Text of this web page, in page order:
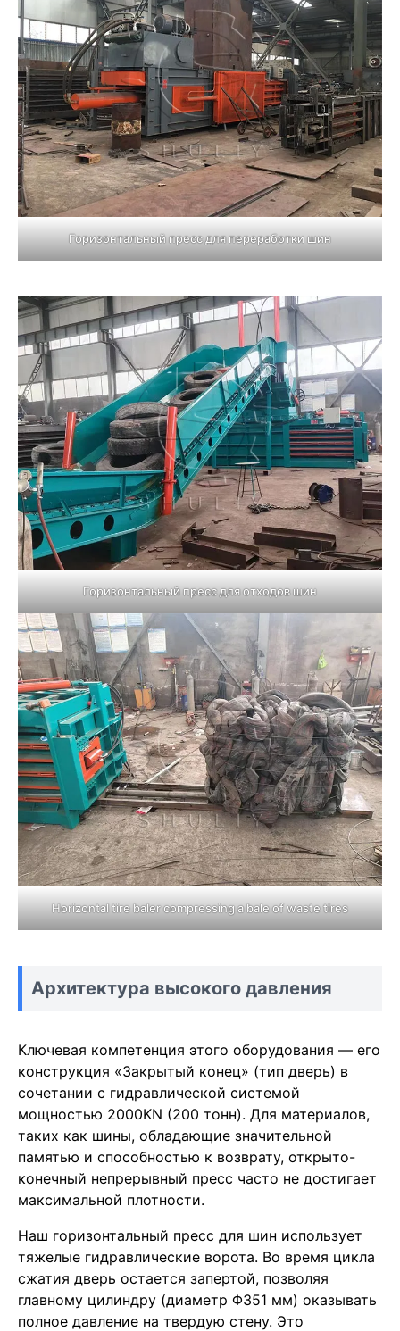
Горизонтальный пресс для переработки шин
Горизонтальный пресс для отходов шин
Horizontal tire baler compressing a bale of waste tires
Архитектура высокого давления
Ключевая компетенция этого оборудования — его
конструкция «Закрытый конец» (тип дверь) в
сочетании с гидравлической системой
мощностью 2000KN (200 тонн). Для материалов,
таких как шины, обладающие значительной
памятью и способностью к возврату, открыто-
конечный непрерывный пресс часто не достигает
максимальной плотности.
Наш горизонтальный пресс для шин использует
тяжелые гидравлические ворота. Во время цикла
сжатия дверь остается запертой, позволяя
главному цилиндру (диаметр Φ351 мм) оказывать
полное давление на твердую стену. Это